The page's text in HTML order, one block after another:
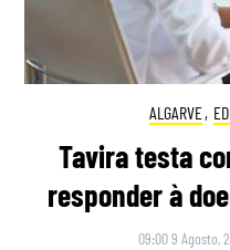
ALGARVE,
Tavira testa
responder à
09:00 9 Agosto,